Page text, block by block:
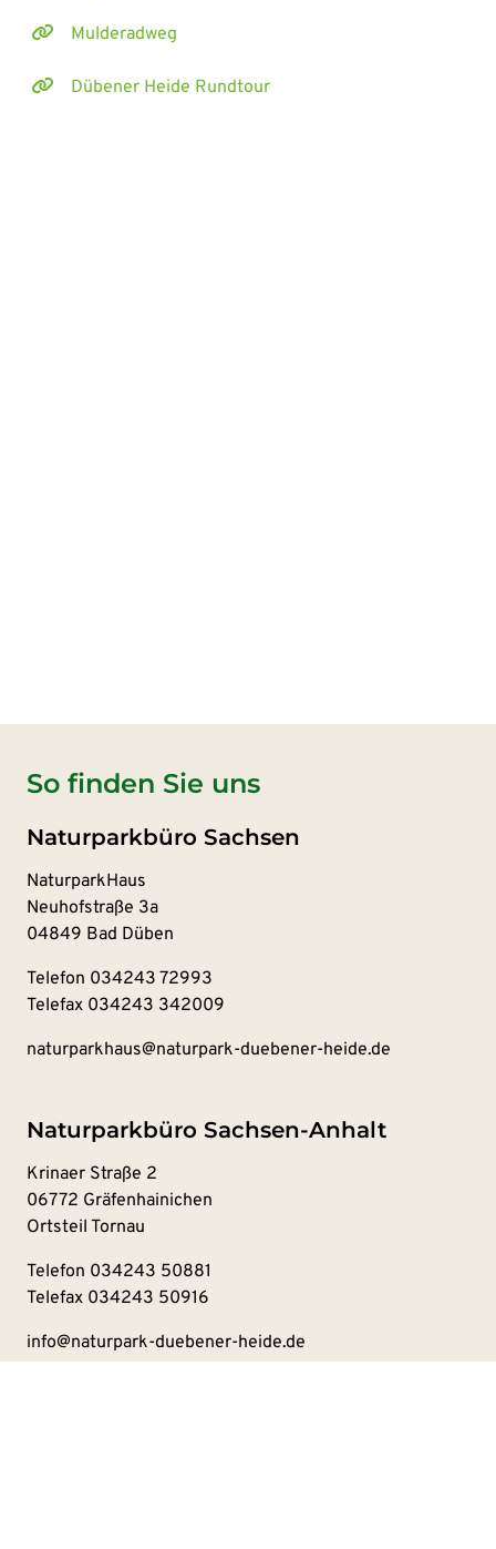
Mulderadweg
Dübener Heide Rundtour
So finden Sie uns
Naturparkbüro Sachsen
NaturparkHaus
Neuhofstraße 3a
04849 Bad Düben
Telefon 034243 72993
Telefax 034243 342009
naturparkhaus@naturpark-duebener-heide.de
Naturparkbüro Sachsen-Anhalt
Krinaer Straße 2
06772 Gräfenhainichen
Ortsteil Tornau
Telefon 034243 50881
Telefax 034243 50916
info@naturpark-duebener-heide.de